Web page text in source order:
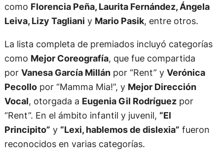
como Florencia Peña, Laurita Fernández, Ángela
Leiva, Lizy Tagliani y Mario Pasik, entre otros.
La lista completa de premiados incluyó categorías
como Mejor Coreografía, que fue compartida
por Vanesa García Millánpor “Rent” y Verónica
Pecollopor “Mamma Mia!”, y Mejor Dirección
Vocal, otorgada a Eugenia Gil Rodríguezpor
“Rent”. En el ámbito infantil y juvenil, “El
Principito” y “Lexi, hablemos de dislexia” fueron
reconocidos en varias categorías.